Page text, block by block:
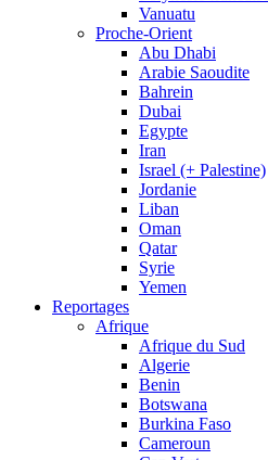
Vanuatu
Proche-Orient
Abu Dhabi
Arabie Saoudite
Bahrein
Dubai
Egypte
Iran
Israel (+ Palestine)
Jordanie
Liban
Oman
Qatar
Syrie
Yemen
Reportages
Afrique
Afrique du Sud
Algerie
Benin
Botswana
Burkina Faso
Cameroun